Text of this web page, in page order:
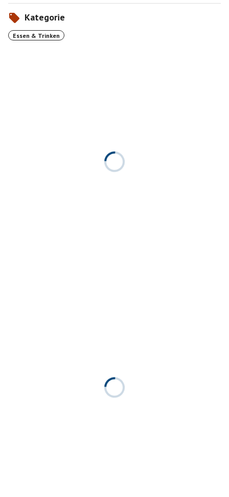
Kategorie
Essen & Trinken